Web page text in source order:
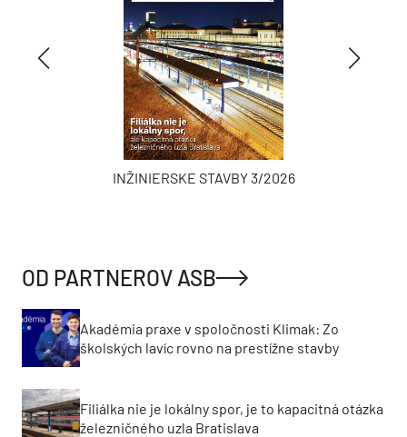
INŽINIERSKE STAVBY 3/2026
OD PARTNEROV ASB
Akadémia praxe v spoločnosti Klimak: Zo
školských lavíc rovno na prestížne stavby
Filiálka nie je lokálny spor, je to kapacitná otázka
železničného uzla Bratislava